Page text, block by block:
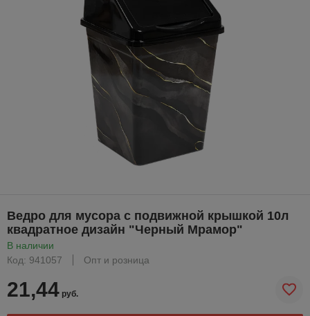
Ведро для мусора с подвижной крышкой 10л
квадратное дизайн "Черный Мрамор"
В наличии
Код: 941057
Опт и розница
21,44 руб.